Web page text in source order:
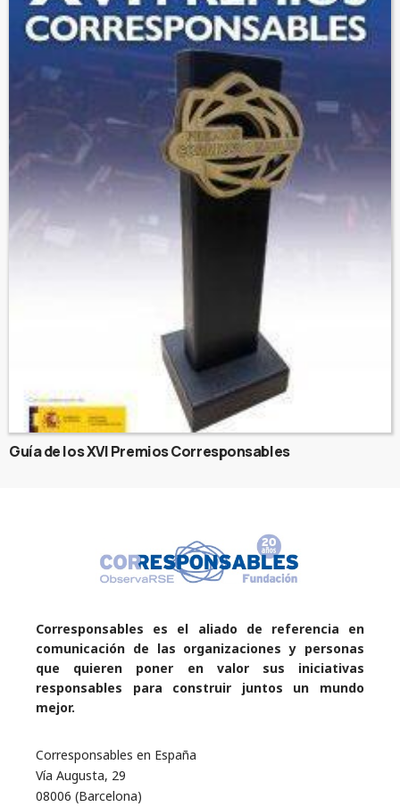
Guía de los XVI Premios Corresponsables
Corresponsables es el aliado de referencia en
comunicación de las organizaciones y personas
que quieren poner en valor sus iniciativas
responsables para construir juntos un mundo
mejor.
Corresponsables en España
Vía Augusta, 29
08006 (Barcelona)